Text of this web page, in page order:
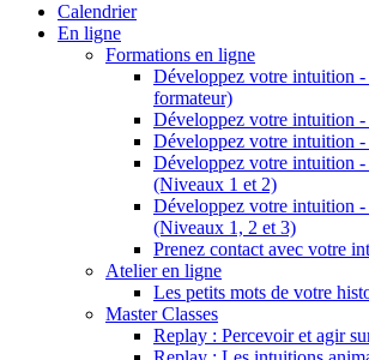
Calendrier
En ligne
Formations en ligne
Développez votre intuition
formateur)
Développez votre intuition
Développez votre intuition
Développez votre intuition
(Niveaux 1 et 2)
Développez votre intuition
(Niveaux 1, 2 et 3)
Prenez contact avec votre
Atelier en ligne
Les petits mots de votre
Master Classes
Replay : Percevoir et agir